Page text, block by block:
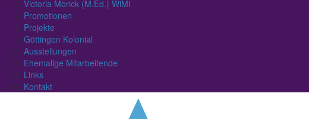
Victoria Morick (M.Ed.) WiMi
Promotionen
Projekte
Göttingen Kolonial
Ausstellungen
Ehemalige Mitarbeitende
Links
Kontakt